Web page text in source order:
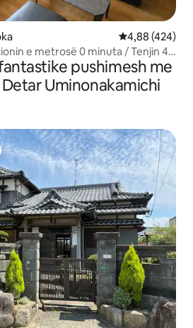
Vlerësimi
4,88 (424)
e metrosë 0 minuta / Tenjin 4
/ Aeroporti 22 minuta / Akses i
Fukuoka-n! 4
pushimesh me
Uminonakamichi